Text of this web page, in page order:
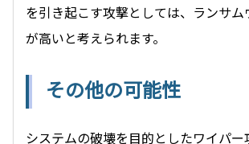
を引き起こす攻撃としては、ランサ
が高いと考えられます。
その他の可能性
システムの破壊を目的としたワイパ